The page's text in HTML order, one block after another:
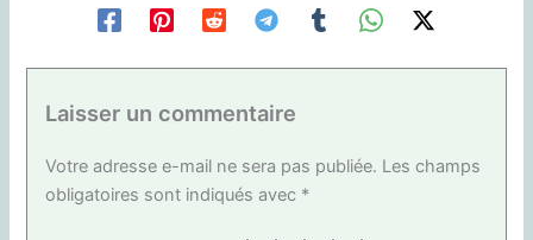
Laisser un commentaire
Votre adresse e-mail ne sera pas publiée. Les champs
obligatoires sont indiqués avec *